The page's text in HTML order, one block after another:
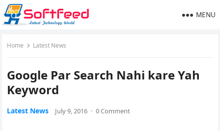
MENU
Home Latest News
Google Par Search Nahi kare Yah
Keyword
Latest News July 9, 2016 · 0 Comment